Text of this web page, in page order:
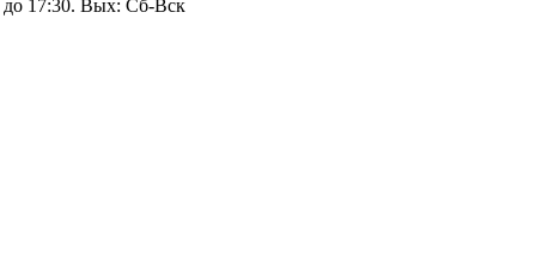
17:30. Вых: Сб‑Вск